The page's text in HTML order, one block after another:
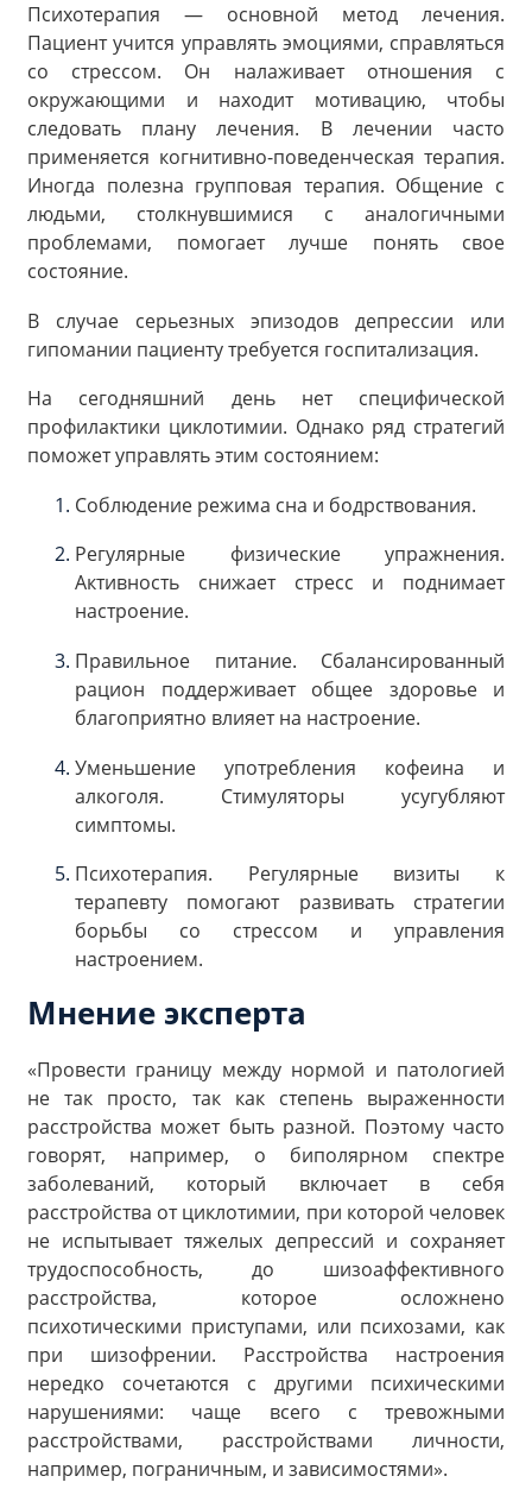
Психотерапия — основной метод лечения.
Пациент учится управлять эмоциями, справляться
со стрессом. Он налаживает отношения с
окружающими и находит мотивацию, чтобы
следовать плану лечения. В лечении часто
применяется когнитивно-поведенческая терапия.
Иногда полезна групповая терапия. Общение с
людьми, столкнувшимися с аналогичными
проблемами, помогает лучше понять свое
состояние.
В случае серьезных эпизодов депрессии или
гипомании пациенту требуется госпитализация.
На сегодняшний день нет специфической
профилактики циклотимии. Однако ряд стратегий
поможет управлять этим состоянием:
Соблюдение режима сна и бодрствования.
Регулярные физические упражнения.
Активность снижает стресс и поднимает
настроение.
Правильное питание. Сбалансированный
рацион поддерживает общее здоровье и
благоприятно влияет на настроение.
Уменьшение употребления кофеина и
алкоголя. Стимуляторы усугубляют
симптомы.
Психотерапия. Регулярные визиты к
терапевту помогают развивать стратегии
борьбы со стрессом и управления
настроением.
Мнение эксперта
«Провести границу между нормой и патологией
не так просто, так как степень выраженности
расстройства может быть разной. Поэтому часто
говорят, например, о биполярном спектре
заболеваний, который включает в себя
расстройства от циклотимии, при которой человек
не испытывает тяжелых депрессий и сохраняет
трудоспособность, до шизоаффективного
расстройства, которое осложнено
психотическими приступами, или психозами, как
при шизофрении. Расстройства настроения
нередко сочетаются с другими психическими
нарушениями: чаще всего с тревожными
расстройствами, расстройствами личности,
например, пограничным, и зависимостями».